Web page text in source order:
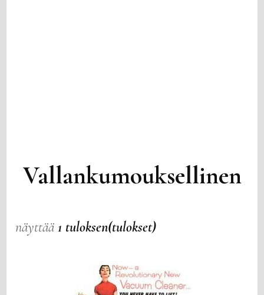
Vallankumouksellinen
näyttää1 tuloksen(tulokset)